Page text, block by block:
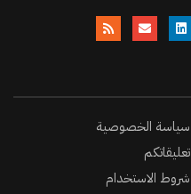
سياسة الخصوصية
تعليقاتكم
شروط الاستخدام